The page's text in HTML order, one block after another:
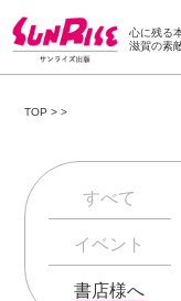
心に残る
滋賀の素
TOP >>
すべて
イベント
書店様へ